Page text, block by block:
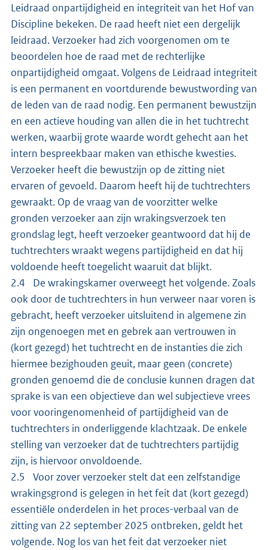
Leidraad onpartijdigheid en integriteit van het Hof van
Discipline bekeken. De raad heeft niet een dergelijk
leidraad. Verzoeker had zich voorgenomen om te
beoordelen hoe de raad met de rechterlijke
onpartijdigheid omgaat. Volgens de Leidraad integriteit
is een permanent en voortdurende bewustwording van
de leden van de raad nodig. Een permanent bewustzijn
en een actieve houding van allen die in het tuchtrecht
werken, waarbij grote waarde wordt gehecht aan het
intern bespreekbaar maken van ethische kwesties.
Verzoeker heeft die bewustzijn op de zitting niet
ervaren of gevoeld. Daarom heeft hij de tuchtrechters
gewraakt. Op de vraag van de voorzitter welke
gronden verzoeker aan zijn wrakingsverzoek ten
grondslag legt, heeft verzoeker geantwoord dat hij de
tuchtrechters wraakt wegens partijdigheid en dat hij
voldoende heeft toegelicht waaruit dat blijkt.
2.4 De wrakingskamer overweegt het volgende. Zoals
ook door de tuchtrechters in hun verweer naar voren is
gebracht, heeft verzoeker uitsluitend in algemene zin
zijn ongenoegen met en gebrek aan vertrouwen in
(kort gezegd) het tuchtrecht en de instanties die zich
hiermee bezighouden geuit, maar geen (concrete)
gronden genoemd die de conclusie kunnen dragen dat
sprake is van een objectieve dan wel subjectieve vrees
voor vooringenomenheid of partijdigheid van de
tuchtrechters in onderliggende klachtzaak. De enkele
stelling van verzoeker dat de tuchtrechters partijdig
zijn, is hiervoor onvoldoende.
2.5 Voor zover verzoeker stelt dat een zelfstandige
wrakingsgrond is gelegen in het feit dat (kort gezegd)
essentiële onderdelen in het proces-verbaal van de
zitting van 22 september 2025 ontbreken, geldt het
volgende. Nog los van het feit dat verzoeker niet